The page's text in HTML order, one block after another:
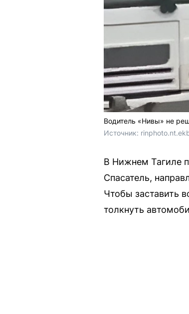
Водитель «Нивы» не
Источник:
В Нижнем Тагиле
Спасатель,
Чтобы заставить
толкнуть